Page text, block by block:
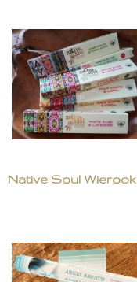
Native Soul Wierook